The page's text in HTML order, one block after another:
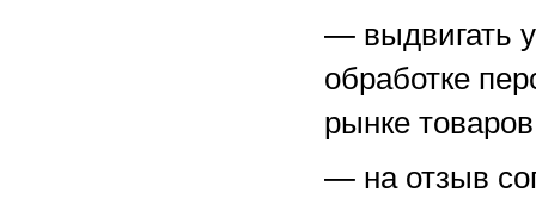
— выдвигать
обработке
рынке
— на отзыв